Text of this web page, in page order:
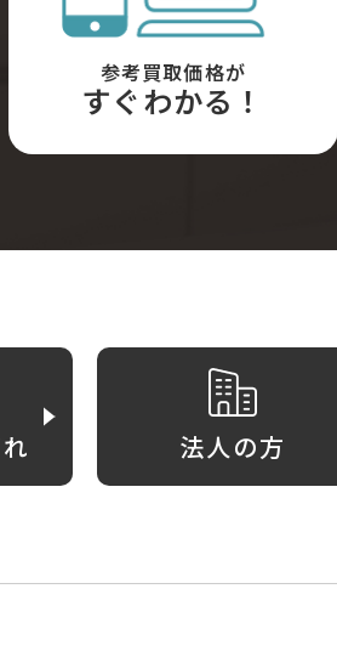
参考買取価格が
すぐわかる！
法人の方